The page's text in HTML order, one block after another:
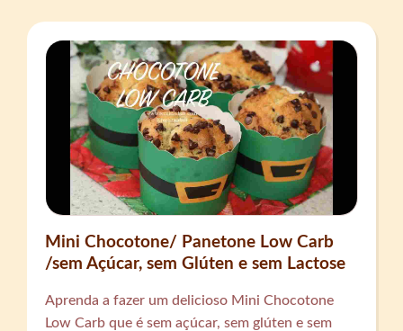
Mini Chocotone/ Panetone Low Carb
/sem Açúcar, sem Glúten e sem Lactose
Aprenda a fazer um delicioso Mini Chocotone
Low Carb que é sem açúcar, sem glúten e sem